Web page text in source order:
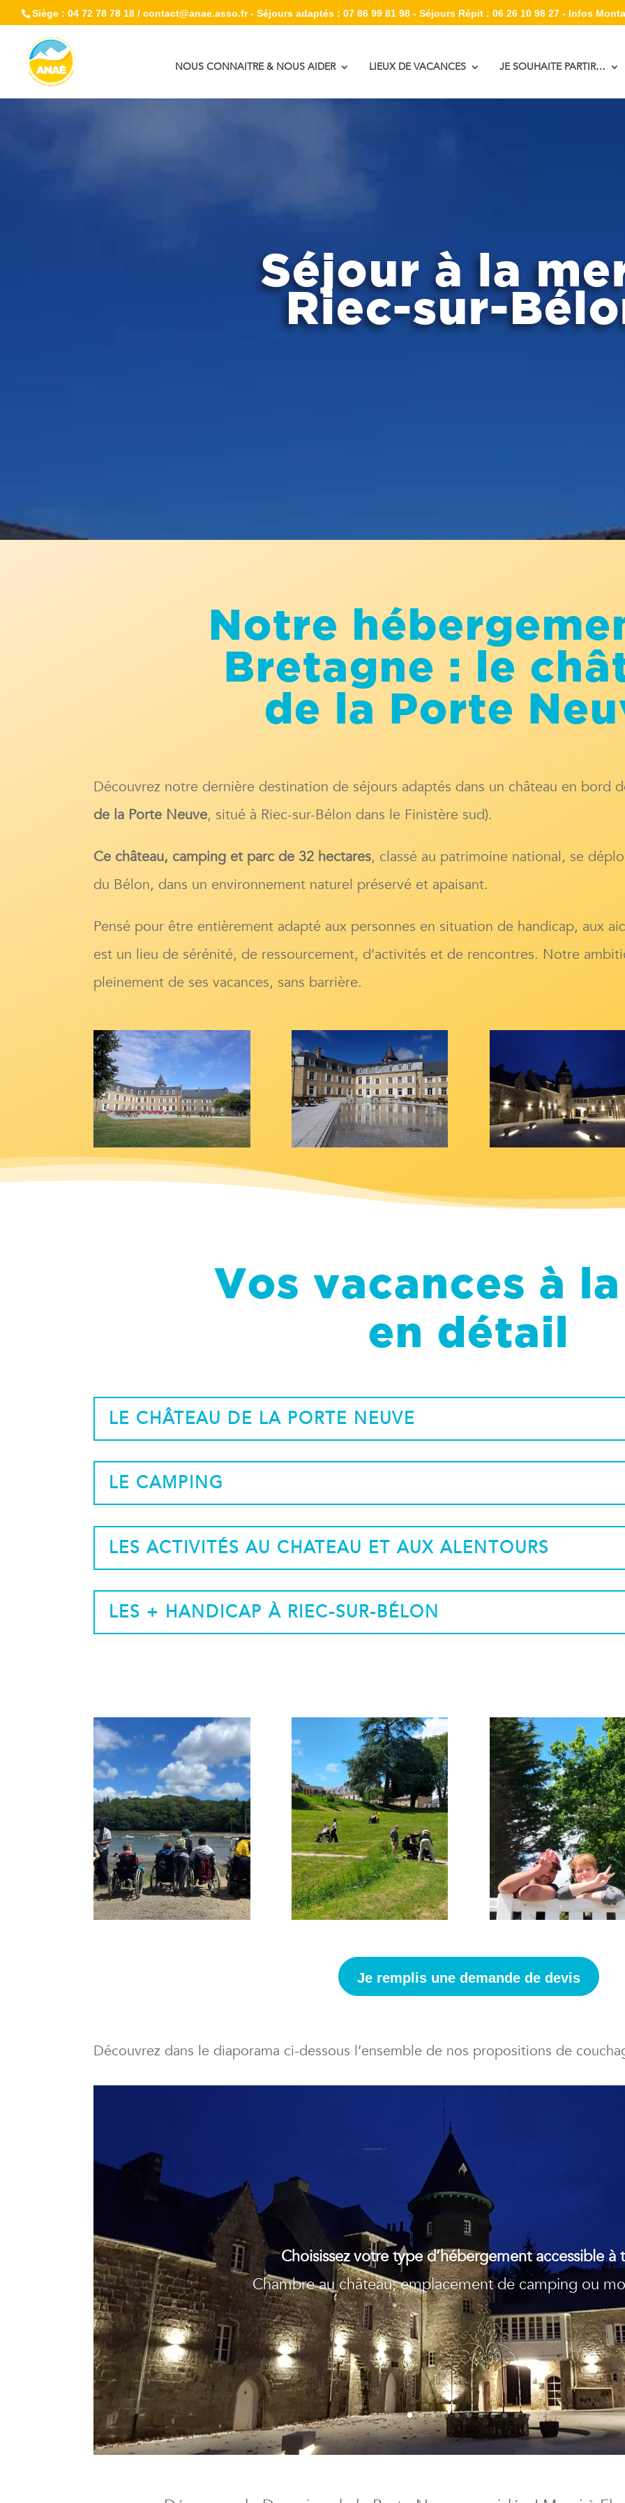
Siège : 04 72 78 78 18 / contact@anae.asso.fr - Séjours adaptés : 07 86 99 81 98 - Séjours Répit : 06 26 10 98 27 - Infos
NOUS CONNAITRE & NOUS AIDER LIEUX DE VACANCES JE SOUHAITE PARTIR…
Séjour à la
Riec-sur-
Notre
Bretagne : le
de la Porte
Découvrez notre dernière destination de séjours adaptés dans un château en bord
de la Porte Neuve, situé à Riec-sur-Bélon dans le Finistère sud).
Ce château, camping et parc de 32 hectares, classé au patrimoine national, se
du Bélon, dans un environnement naturel préservé et apaisant.
Pensé pour être entièrement adapté aux personnes en situation de handicap, aux
est un lieu de sérénité, de ressourcement, d’activités et de rencontres. Notre
pleinement de ses vacances, sans barrière.
Vos vacances à
en détail
LE CHÂTEAU DE LA PORTE NEUVE
LE CAMPING
LES ACTIVITÉS AU CHATEAU ET AUX ALENTOURS
LES + HANDICAP À RIEC-SUR-BÉLON
Je remplis une demande de devis
Découvrez dans le diaporama ci-dessous l’ensemble de nos propositions de
Choisissez votre type d’hébergement accessible à
Chambre au château, emplacement de camping ou